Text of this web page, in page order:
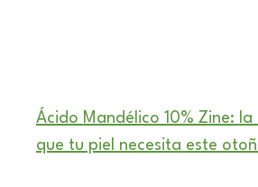
Ácido Mandélico 10% Zine:
que tu piel necesita este